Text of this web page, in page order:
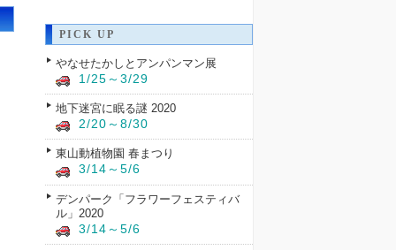
PICK UP
やなせたかしとアンパンマン展
1/25～3/29
地下迷宮に眠る謎 2020
2/20～8/30
東山動植物園 春まつり
3/14～5/6
デンパーク「フラワーフェスティバ
ル」2020
3/14～5/6